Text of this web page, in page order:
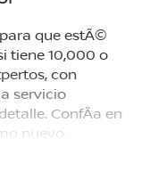
que estÃ©
tiene 10,000 o
con
servicio
ConfÃ­a en
nuevo.